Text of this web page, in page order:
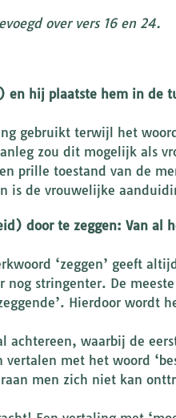
over vers 16 en 24.
en hij plaatste hem in de
gebruikt terwijl het
zou dit mogelijk als
prille toestand van de
is de vrouwelijke
door te zeggen: Van al
‘zeggen’ geeft
stringenter. De
Hierdoor wordt
achtereen, waarbij de
met het woord
men zich niet kan